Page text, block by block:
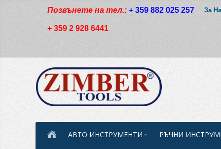
Позвънете на тел.: + 359 882 025 257
+ 359 2 928 6441
За
АВТО ИНСТРУМЕНТИ РЪЧНИ